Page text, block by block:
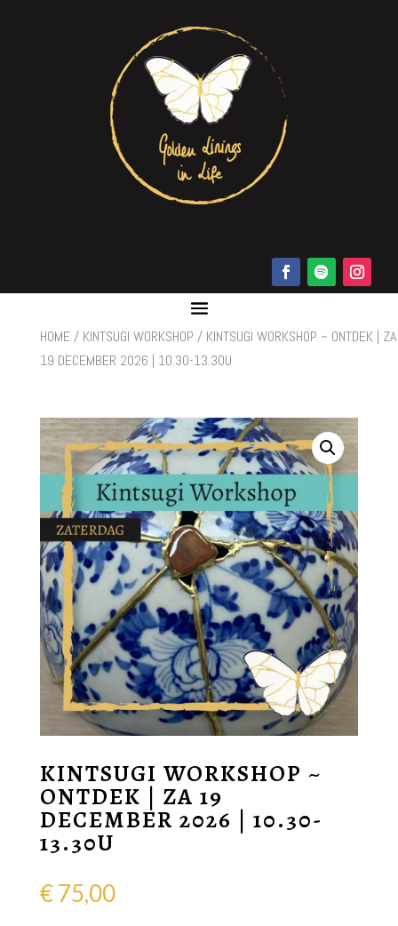
HOME/ KINTSUGI WORKSHOP / KINTSUGI WORKSHOP ~ ONTDEK | ZA
19 DECEMBER 2026 | 10.30-13.30U
KINTSUGI WORKSHOP ~
ONTDEK | ZA 19
DECEMBER 2026 | 10.30-
13.30U
€75,00